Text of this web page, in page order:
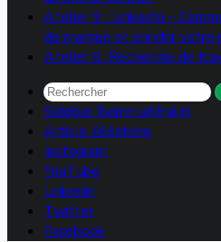
Atelier 9 : LinkedIn –
de marque et enrichir votre
Atelier 6: Recherche de
Sidebar (barre latérale)
Article Aléatoire
Instagram
YouTube
Linkedin
Twitter
Facebook